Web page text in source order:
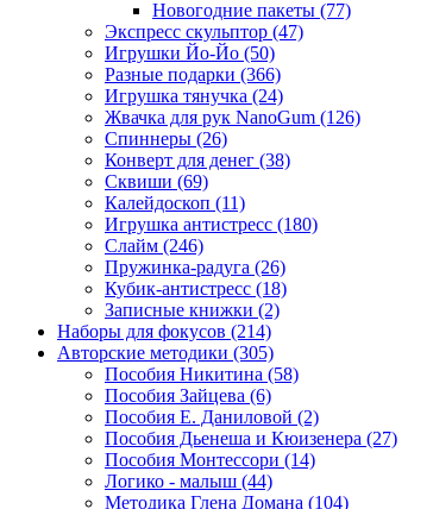
Новогодние пакеты (77)
Экспресс скульптор (47)
Игрушки Йо-Йо (50)
Разные подарки (366)
Игрушка тянучка (24)
Жвачка для рук NanoGum (126)
Спиннеры (26)
Конверт для денег (38)
Сквиши (69)
Калейдоскоп (11)
Игрушка антистресс (180)
Слайм (246)
Пружинка-радуга (26)
Кубик-антистресс (18)
Записные книжки (2)
Наборы для фокусов (214)
Авторские методики (305)
Пособия Никитина (58)
Пособия Зайцева (6)
Пособия Е. Даниловой (2)
Пособия Дьенеша и Кюизенера (27)
Пособия Монтессори (14)
Логико - малыш (44)
Методика Глена Домана (104)